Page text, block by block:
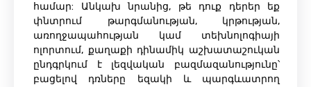
համար: Անկախ նրանից, թե դուք դերեր եք
փնտրում թարգմանության, կրթության,
առողջապահության կամ տեխնոլոգիայի
ոլորտում, քաղաքի դինամիկ աշխատաշուկան
ընդգրկում է լեզվական բազմազանությունը՝
բացելով դռները եզակի և պարգևատրող